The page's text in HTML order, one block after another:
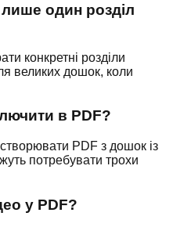
один розділ
конкретні розділи
великих дошок, коли
в PDF?
PDF з дошок із
потребувати трохи
у PDF?